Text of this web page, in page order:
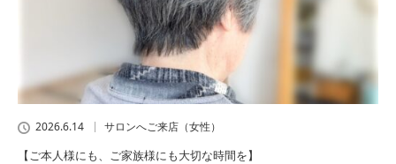
2026.6.14 サロンへご来店（女性）
【ご本人様にも、ご家族様にも大切な時間を】